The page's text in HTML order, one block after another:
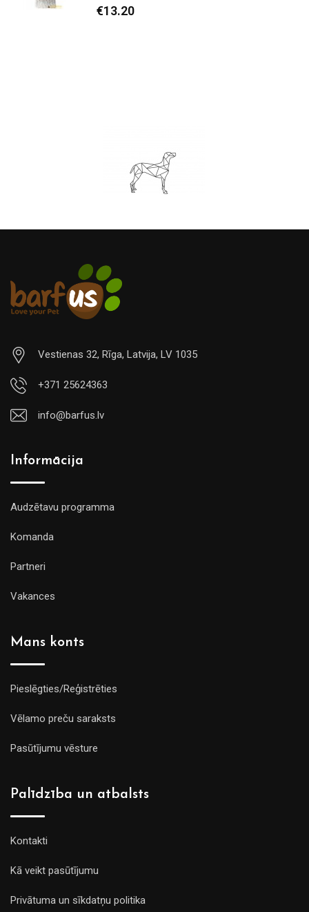
€13.20
Vestienas 32, Rīga, Latvija, LV 1035
+371 25624363
info@barfus.lv
Informācija
Audzētavu programma
Komanda
Partneri
Vakances
Mans konts
Pieslēgties/Reģistrēties
Vēlamo preču saraksts
Pasūtījumu vēsture
Palīdzība un atbalsts
Kontakti
Kā veikt pasūtījumu
Privātuma un sīkdatņu politika